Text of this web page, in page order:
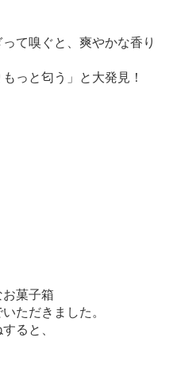
て嗅ぐと、爽やかな香り
っと匂う」と大発見！
菓子箱
ただきました。
ると、